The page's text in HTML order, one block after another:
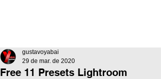
Free 11 Presets Lightroom
gustavoyabai
29 de mar. de 2020